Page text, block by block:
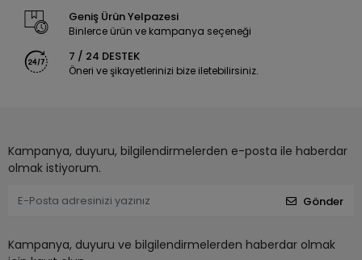
Geniş Ürün Yelpazesi
Binlerce ürün ve kampanya seçeneği
7 / 24 DESTEK
Öneri ve şikayetlerinizi bize iletebilirsiniz.
Kampanya, duyuru, bilgilendirmelerden e-posta ile haberdar
olmak istiyorum.
Gönder
Kampanya, duyuru ve bilgilendirmelerden haberdar olmak